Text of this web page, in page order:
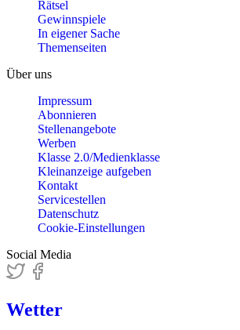
Rätsel
Gewinnspiele
In eigener Sache
Themenseiten
Über uns
Impressum
Abonnieren
Stellenangebote
Werben
Klasse 2.0/Medienklasse
Kleinanzeige aufgeben
Kontakt
Servicestellen
Datenschutz
Cookie-Einstellungen
Social Media
Wetter